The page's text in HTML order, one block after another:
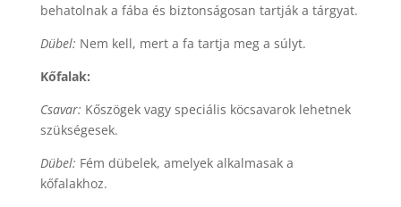
behatolnak a fába és biztonságosan tartják a tárgyat.
Dübel: Nem kell, mert a fa tartja meg a súlyt.
Kőfalak:
Csavar: Kőszögek vagy speciális köcsavarok lehetnek
szükségesek.
Dübel: Fém dübelek, amelyek alkalmasak a
kőfalakhoz.